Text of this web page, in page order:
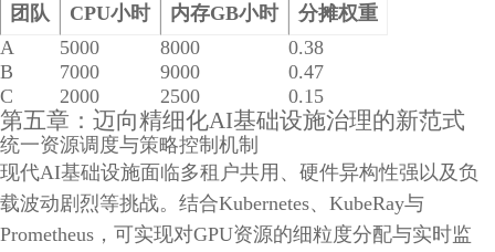
团队 CPU小时 内存GB小时
分摊权重
A
5000 8000
0.38
B
7000 9000
0.47
C
2000 2500 0.15
第五章：迈向精细化AI基础设施治理的新范式
统一资源调度与策略控制机制
现代AI基础设施面临多租户共用、硬件异构性强以及负
载波动剧烈等挑战。结合Kubernetes、KubeRay与
Prometheus，可实现对GPU资源的细粒度分配与实时监